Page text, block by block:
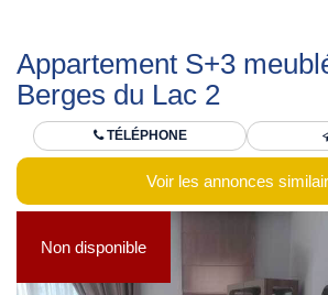
Appartement S+3
Berges du Lac 2
TÉLÉPHONE
Voir les annonces
Non disponible